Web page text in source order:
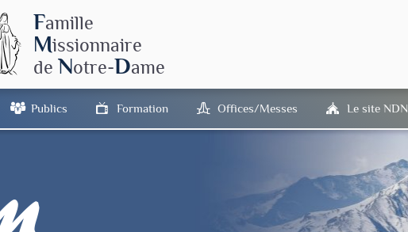
Famille
Missionnaire
de Notre-Dame
Publics Formation Offices/Messes Le site NDN